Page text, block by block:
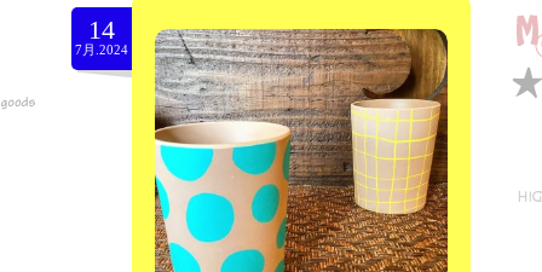
Select item
omutucake
moon chip trip original
my account
Store
14
7月.2024